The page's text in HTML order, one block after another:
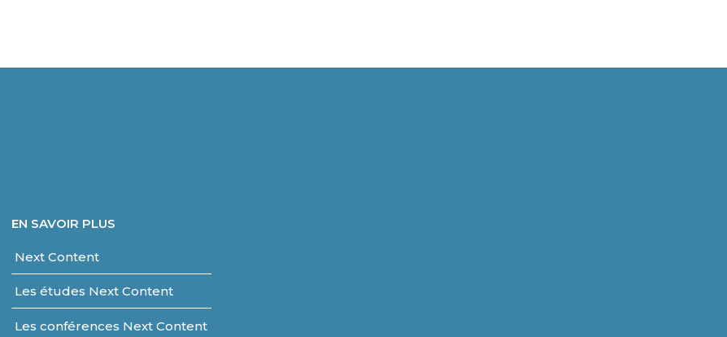
EN SAVOIR PLUS
Next Content
Les études Next Content
Les conférences Next Content